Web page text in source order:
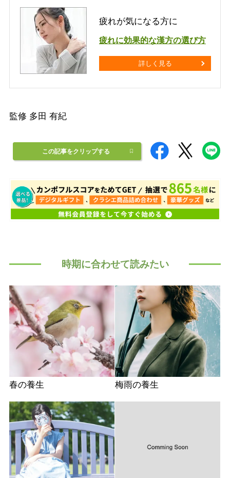
疲れが気になる方に
疲れに効果的な漢方の選び方
詳しく見る
監修 多田 有紀
この記事をクリップする
時期に合わせて読みたい
春の養生 梅雨の養生